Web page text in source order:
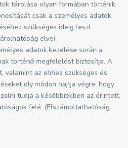
tárolása olyan formában történik,
csak a személyes adatok
szükséges ideig teszi
elve)
adatok kezelése során a
történő megfelelést biztosítja. A
valamint az ehhez szükséges és
oly módon hajtja végre, hogy
tudja a későbbiekben az érintett,
felé. (Elszámoltathatóság